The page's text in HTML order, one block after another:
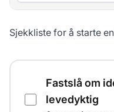
Sjekkliste for å starte
Sjekkliste for å starte en
Fastslå om
levedyktig